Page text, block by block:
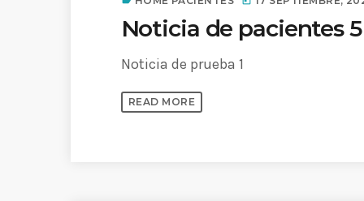
today 14 AGOSTO, 2019
17 SEPTIEMBRE, 2021
Noticia de pacientes 5
Noticia de prueba 1
READ MORE